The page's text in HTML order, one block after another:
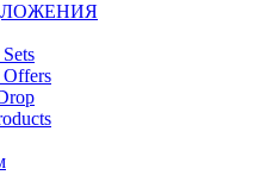
Offers